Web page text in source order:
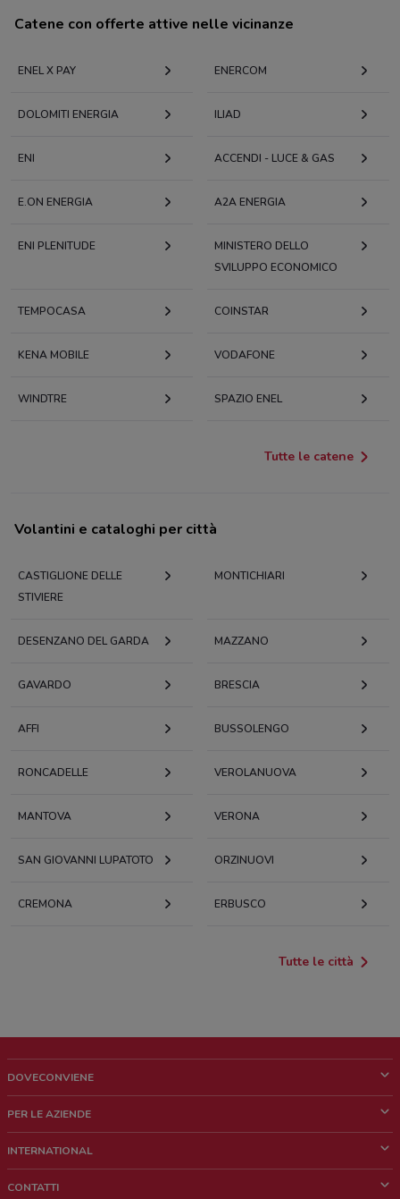
Catene con offerte attive nelle vicinanze
ENEL X PAY ENERCOM
DOLOMITI ENERGIA ILIAD
ENI ACCENDI - LUCE & GAS
E.ON ENERGIA A2A ENERGIA
ENI PLENITUDE
MINISTERO DELLO
SVILUPPO ECONOMICO
TEMPOCASA COINSTAR
KENA MOBILE VODAFONE
WINDTRE SPAZIO ENEL
Tutte le catene
Volantini e cataloghi per città
CASTIGLIONE DELLE
STIVIERE
MONTICHIARI
DESENZANO DEL GARDA MAZZANO
GAVARDO BRESCIA
AFFI BUSSOLENGO
RONCADELLE VEROLANUOVA
MANTOVA VERONA
SAN GIOVANNI LUPATOTO ORZINUOVI
CREMONA ERBUSCO
Tutte le città
DOVECONVIENE
Chi siamo
Lavora con noi
PER LE AZIENDE
Richieste commerciali e marketing
INTERNATIONAL
CONTATTI